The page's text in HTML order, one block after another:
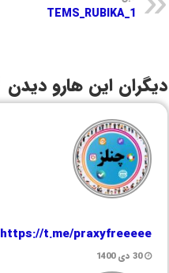
TEMS_RUBIKA_1
دیگران این هارو دیدن
https://t.me/praxyfreeeee
30 دی 1400